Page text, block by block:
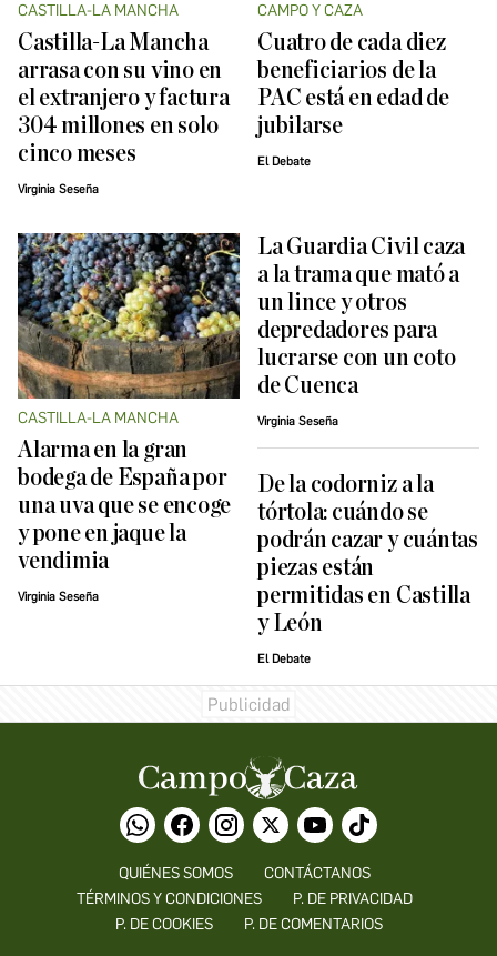
CASTILLA-LA MANCHA
Castilla-La Mancha
arrasa con su vino en
el extranjero y factura
304 millones en solo
cinco meses
Virginia Seseña
CAMPO Y CAZA
Cuatro de cada diez
beneficiarios de la
PAC está en edad de
jubilarse
El Debate
CASTILLA-LA MANCHA
Alarma en la gran
bodega de España por
una uva que se encoge
y pone en jaque la
vendimia
Virginia Seseña
La Guardia Civil caza
a la trama que mató a
un lince y otros
depredadores para
lucrarse con un coto
de Cuenca
Virginia Seseña
De la codorniz a la
tórtola: cuándo se
podrán cazar y cuántas
piezas están
permitidas en Castilla
y León
El Debate
QUIÉNES SOMOS
CONTÁCTANOS
TÉRMINOS Y CONDICIONES
P. DE PRIVACIDAD
P. DE COOKIES
P. DE COMENTARIOS